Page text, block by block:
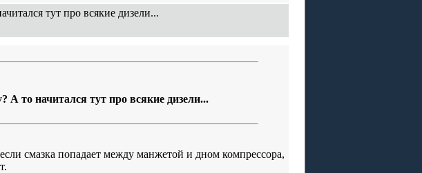
тут про всякие дизели...
А то начитался тут про всякие дизели...
смазка попадает между манжетой и дном компрессора,